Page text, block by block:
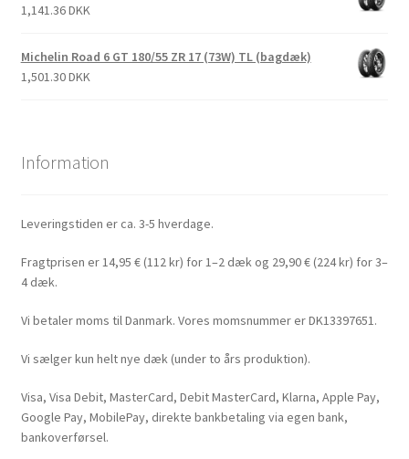
1,141.36 DKK
Michelin Road 6 GT 180/55 ZR 17 (73W) TL (bagdæk)
1,501.30 DKK
Information
Leveringstiden er ca. 3-5 hverdage.
Fragtprisen er 14,95 € (112 kr) for 1–2 dæk og 29,90 € (224 kr) for 3–
4 dæk.
Vi betaler moms til Danmark. Vores momsnummer er DK13397651.
Vi sælger kun helt nye dæk (under to års produktion).
Visa, Visa Debit, MasterCard, Debit MasterCard, Klarna, Apple Pay,
Google Pay, MobilePay, direkte bankbetaling via egen bank,
bankoverførsel.